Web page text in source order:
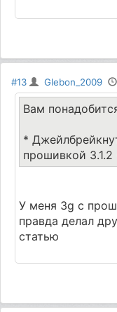
#13 Glebon_2009
Вам
*
прошивкой 3.1.2
У меня 3g с
правда делал
статью